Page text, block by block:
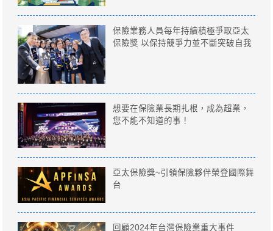
保險業務人員每年持續積極爭取亞太
保險獎 以保持競爭力並不斷突破自我
想要在保險業長期扎根，成為超業，
您不能不知道的事！
亞太保險獎~引領保險夥伴榮登國際舞
台
回顧2024年台灣保險業重大事件